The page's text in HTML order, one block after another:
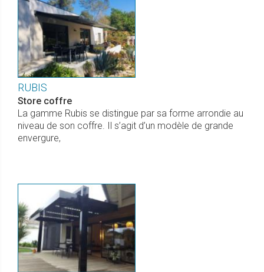
RUBIS
Store coffre
La gamme Rubis se distingue par sa forme arrondie au
niveau de son coffre. Il s’agit d’un modèle de grande
envergure,